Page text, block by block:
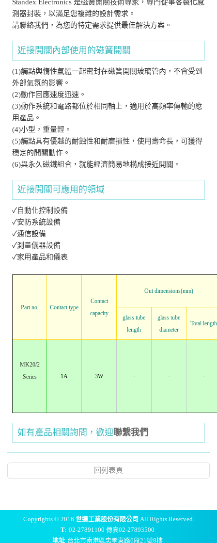
Standex Electronics 是磁簧開關技術專家，專門從事客製化感
測器封裝，以滿足您複雜的設計需求。
請聯絡我們，為您的特定需求提供最佳解決方案。
近接開關內部使用的磁簧開關
(1)觸點與惰性氣體一起密封在磁簧開關玻璃管內，不會受到
外部氣氛的影響。
(2)動作回應速度迅速。
(3)動作系統和電路都位於相同軸上，適用於高頻率傳輸的應
用產品。
(4)小型，重量輕。
(5)觸點具有優越的耐蝕性和耐磨損性，使用壽命長，可獲得
穩定的開關動作。
(6)與永久磁鐵組合，就能經濟簡易地構成接近開關。
近接開關可應用的領域
✓自動化控制設備
✓安防系統設備
✓通信設備
✓測量儀器設備
✓家用產品和儀表
Part no. Contact type
Contact
capacity
Out dimensions(mm)
glass tube
length
glass tube
diameter
Total length
MK20/2
Series
1A 3W - - -
如有產品相關詢問，歡迎聯繫我們
回列表頁
Copyrights © 2016 世達工業股份有限公司 All Rights Reserved.
T: 02-27891100 傳真02-27893500
地址 台北市南港區忠孝東路6段21號8樓